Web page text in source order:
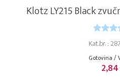
Klotz LY215 Black
Kat.br. :
Gotovina /